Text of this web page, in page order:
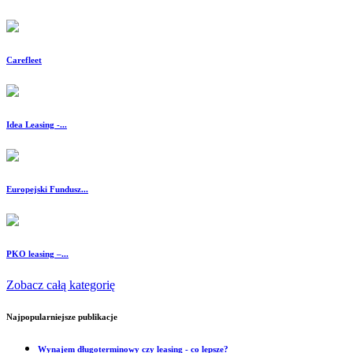
Carefleet
Idea Leasing -...
Europejski Fundusz...
PKO leasing –...
Zobacz całą kategorię
Najpopularniejsze publikacje
Wynajem długoterminowy czy leasing - co lepsze?